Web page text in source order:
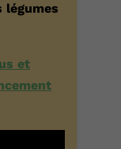
légumes
et